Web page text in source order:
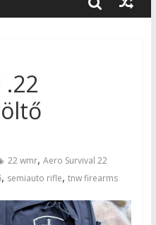
22 wmr, Aero Survival 22
, semiauto rifle, tnw firearms